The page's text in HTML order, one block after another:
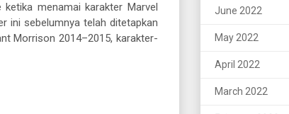
menamai karakter Marvel
ini sebelumnya telah ditetapkan
Morrison 2014–2015, karakter-
June 2022
May 2022
April 2022
March 2022